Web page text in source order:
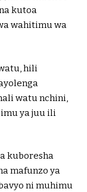
kutoa
wahitimu wa
hili
watu nchini,
ya juu ili
kuboresha
mafunzo ya
ni muhimu